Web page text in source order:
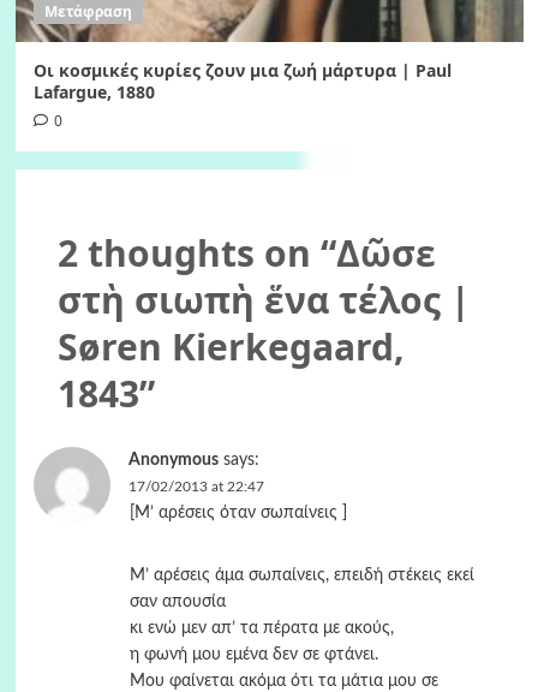
Μετάφραση
Οι κοσμικές κυρίες ζουν μια ζωή μάρτυρα | Paul
Lafargue, 1880
0
2 thoughts on “Δῶσε
στὴ σιωπὴ ἕνα τέλος |
Søren Kierkegaard,
1843”
Anonymous says:
17/02/2013 at 22:47
[M’ αρέσεις όταν σωπαίνεις ]
Μ’ αρέσεις άμα σωπαίνεις, επειδή στέκεις εκεί
σαν απουσία
κι ενώ μεν απ’ τα πέρατα με ακούς,
η φωνή μου εμένα δεν σε φτάνει.
Μου φαίνεται ακόμα ότι τα μάτια μου σε